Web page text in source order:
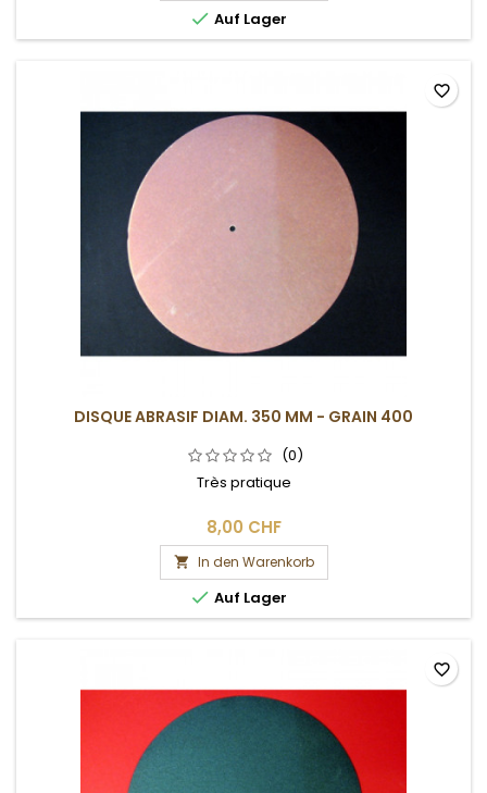
 Auf Lager
DISQUE ABRASIF DIAM. 350 MM - GRAIN 400
(0)
Très pratique
8,00 CHF
 In den Warenkorb
 Auf Lager
favorite_border
favorite_border